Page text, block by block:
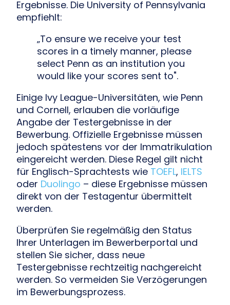
Ergebnisse. Die University of Pennsylvania
empfiehlt:
„To ensure we receive your test
scores in a timely manner, please
select Penn as an institution you
would like your scores sent to".
Einige Ivy League-Universitäten, wie Penn
und Cornell, erlauben die vorläufige
Angabe der Testergebnisse in der
Bewerbung. Offizielle Ergebnisse müssen
jedoch spätestens vor der Immatrikulation
eingereicht werden. Diese Regel gilt nicht
für Englisch-Sprachtests wie TOEFL, IELTS
oder Duolingo – diese Ergebnisse müssen
direkt von der Testagentur übermittelt
werden.
Überprüfen Sie regelmäßig den Status
Ihrer Unterlagen im Bewerberportal und
stellen Sie sicher, dass neue
Testergebnisse rechtzeitig nachgereicht
werden. So vermeiden Sie Verzögerungen
im Bewerbungsprozess.